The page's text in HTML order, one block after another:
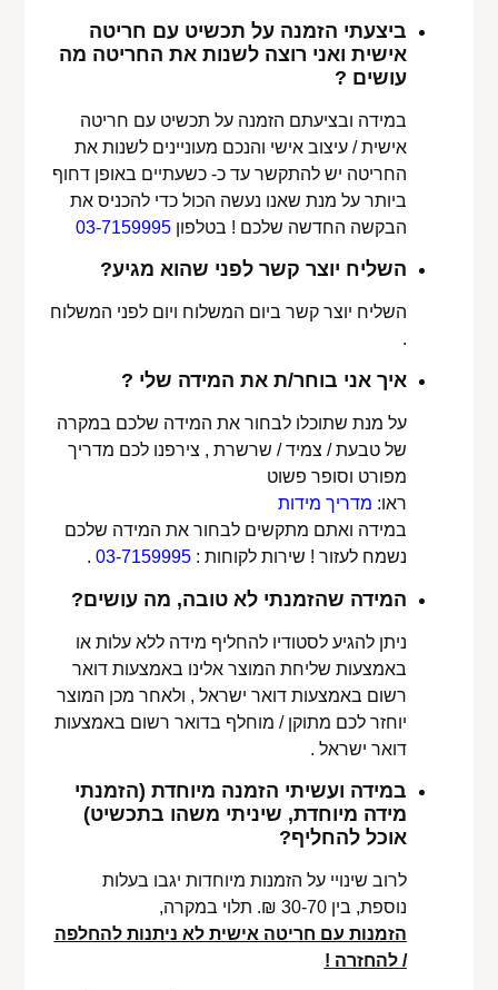
ביצעתי הזמנה על תכשיט עם חריטה
אישית ואני רוצה לשנות את החריטה מה
עושים ?
במידה ובציעתם הזמנה על תכשיט עם חריטה
אישית / עיצוב אישי והנכם מעוניינים לשנות את
החריטה יש להתקשר עד כ- כשעתיים באופן דחוף
ביותר על מנת שאנו נעשה הכול כדי להכניס את
הבקשה החדשה שלכם ! בטלפון03-7159995
השליח יוצר קשר לפני שהוא מגיע?
השליח יוצר קשר ביום המשלוח ויום לפני המשלוח
.
איך אני בוחר/ת את המידה שלי ?
על מנת שתוכלו לבחור את המידה שלכם במקרה
של טבעת / צמיד / שרשרת , צירפנו לכם מדריך
מפורט וסופר פשוט
ראו: מדריך מידות
במידה ואתם מתקשים לבחור את המידה שלכם
נשמח לעזור ! שירות לקוחות :03-7159995
.
המידה שהזמנתי לא טובה, מה עושים?
ניתן להגיע לסטודיו להחליף מידה ללא עלות או
באמצעות שליחת המוצר אלינו באמצעות דואר
רשום באמצעות דואר ישראל , ולאחר מכן המוצר
יוחזר לכם מתוקן / מוחלף בדואר רשום באמצעות
דואר ישראל .
במידה ועשיתי הזמנה מיוחדת (הזמנתי
מידה מיוחדת, שיניתי משהו בתכשיט)
אוכל להחליף?
לרוב שינויי על הזמנות מיוחדות יגבו בעלות
נוספת, בין 30-70 ₪. תלוי במקרה,
הזמנות עם חריטה אישית לא ניתנות להחלפה
/ להחזרה !